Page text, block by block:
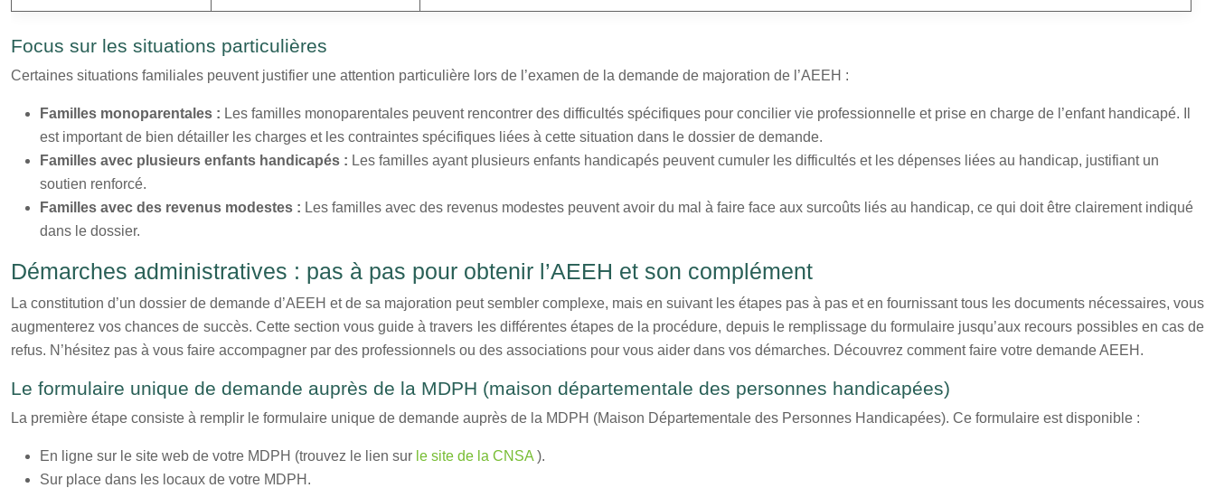
Focus sur les situations particulières
Certaines situations familiales peuvent justifier une attention particulière lors de l’examen de la demande de majoration de l’AEEH :
Familles monoparentales : Les familles monoparentales peuvent rencontrer des difficultés spécifiques pour concilier vie professionnelle et prise en charge de l’enfant handicapé. Il
est important de bien détailler les charges et les contraintes spécifiques liées à cette situation dans le dossier de demande.
Familles avec plusieurs enfants handicapés : Les familles ayant plusieurs enfants handicapés peuvent cumuler les difficultés et les dépenses liées au handicap, justifiant un
soutien renforcé.
Familles avec des revenus modestes : Les familles avec des revenus modestes peuvent avoir du mal à faire face aux surcoûts liés au handicap, ce qui doit être clairement indiqué
dans le dossier.
Démarches administratives : pas à pas pour obtenir l’AEEH et son complément
La constitution d’un dossier de demande d’AEEH et de sa majoration peut sembler complexe, mais en suivant les étapes pas à pas et en fournissant tous les documents nécessaires, vous
augmenterez vos chances de succès. Cette section vous guide à travers les différentes étapes de la procédure, depuis le remplissage du formulaire jusqu’aux recours possibles en cas de
refus. N’hésitez pas à vous faire accompagner par des professionnels ou des associations pour vous aider dans vos démarches. Découvrez comment faire votre demande AEEH.
Le formulaire unique de demande auprès de la MDPH (maison départementale des personnes handicapées)
La première étape consiste à remplir le formulaire unique de demande auprès de la MDPH (Maison Départementale des Personnes Handicapées). Ce formulaire est disponible :
En ligne sur le site web de votre MDPH (trouvez le lien sur le site de la CNSA ).
Sur place dans les locaux de votre MDPH.